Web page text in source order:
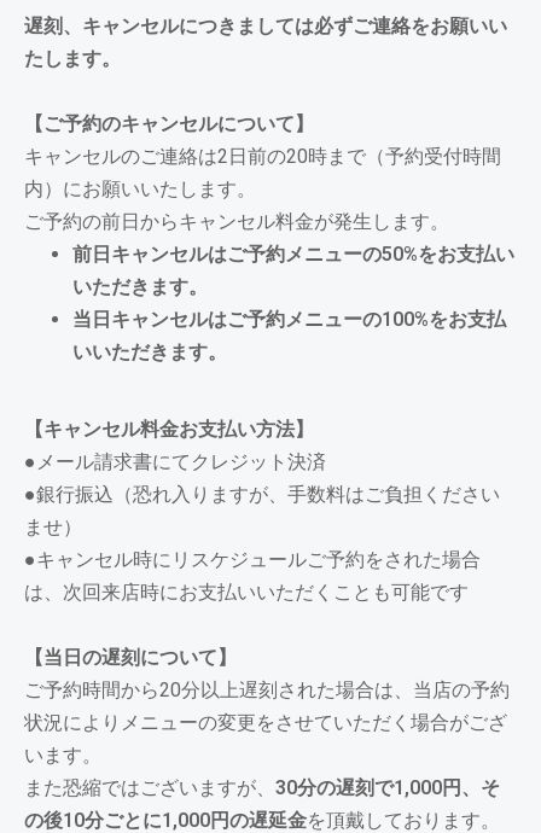
遅刻、キャンセルにつきましては必ずご連絡をお願いい
たします。
【ご予約のキャンセルについて】
キャンセルのご連絡は2日前の20時まで（予約受付時間
内）にお願いいたします。
ご予約の前日からキャンセル料金が発生します。
前日キャンセルはご予約メニューの50%をお支払い
いただきます。
当日キャンセルはご予約メニューの100%をお支払
いいただきます。
【キャンセル料金お支払い方法】
●メール請求書にてクレジット決済
●銀行振込（恐れ入りますが、手数料はご負担ください
ませ）
●キャンセル時にリスケジュールご予約をされた場合
は、次回来店時にお支払いいただくことも可能です
【当日の遅刻について】
ご予約時間から20分以上遅刻された場合は、当店の予約
状況によりメニューの変更をさせていただく場合がござ
います。
また恐縮ではございますが、 30分の遅刻で1,000円、そ
の後10分ごとに1,000円の遅延金を頂戴しております。